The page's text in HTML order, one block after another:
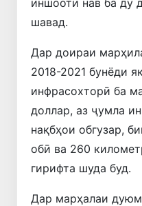
шавад.
Дар доираи
2018-2021 бунёди
инфрасохторӣ ба
доллар, аз ҷумла
нақбҳои обгузар,
обӣ ва 260
гирифта шуда буд.
Дар марҳалаи